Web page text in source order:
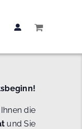
Ihnen die
und Sie